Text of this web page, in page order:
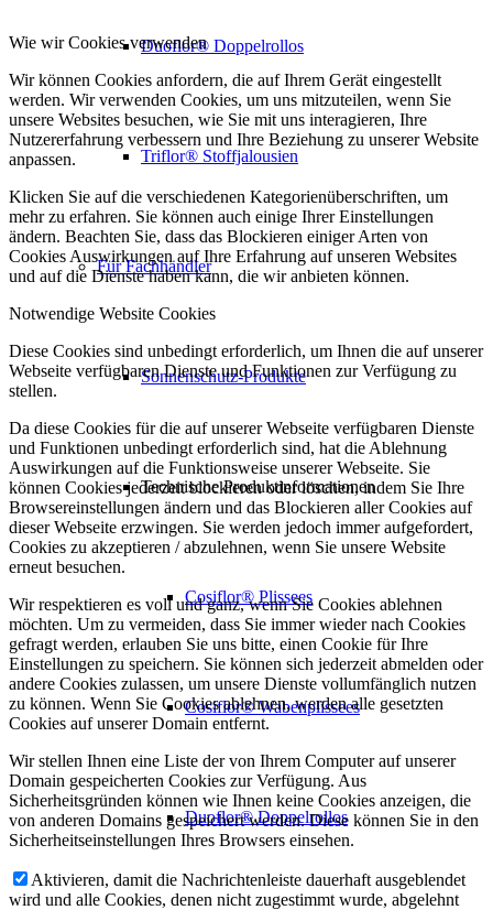
Duoflor® Doppelrollos
Triflor® Stoffjalousien
Für Fachhändler
Sonnenschutz-Produkte
Technische Produktinformationen
Cosiflor® Plissees
Cosiflor® Wabenplissees
Duoflor® Doppelrollos
Wie wir Cookies verwenden
Wir können Cookies anfordern, die auf Ihrem Gerät eingestellt
werden. Wir verwenden Cookies, um uns mitzuteilen, wenn Sie
unsere Websites besuchen, wie Sie mit uns interagieren, Ihre
Nutzererfahrung verbessern und Ihre Beziehung zu unserer Website
anpassen.
Klicken Sie auf die verschiedenen Kategorienüberschriften, um
mehr zu erfahren. Sie können auch einige Ihrer Einstellungen
ändern. Beachten Sie, dass das Blockieren einiger Arten von
Cookies Auswirkungen auf Ihre Erfahrung auf unseren Websites
und auf die Dienste haben kann, die wir anbieten können.
Notwendige Website Cookies
Diese Cookies sind unbedingt erforderlich, um Ihnen die auf unserer
Webseite verfügbaren Dienste und Funktionen zur Verfügung zu
stellen.
Da diese Cookies für die auf unserer Webseite verfügbaren Dienste
und Funktionen unbedingt erforderlich sind, hat die Ablehnung
Auswirkungen auf die Funktionsweise unserer Webseite. Sie
können Cookies jederzeit blockieren oder löschen, indem Sie Ihre
Browsereinstellungen ändern und das Blockieren aller Cookies auf
dieser Webseite erzwingen. Sie werden jedoch immer aufgefordert,
Cookies zu akzeptieren / abzulehnen, wenn Sie unsere Website
erneut besuchen.
Wir respektieren es voll und ganz, wenn Sie Cookies ablehnen
möchten. Um zu vermeiden, dass Sie immer wieder nach Cookies
gefragt werden, erlauben Sie uns bitte, einen Cookie für Ihre
Einstellungen zu speichern. Sie können sich jederzeit abmelden oder
andere Cookies zulassen, um unsere Dienste vollumfänglich nutzen
zu können. Wenn Sie Cookies ablehnen, werden alle gesetzten
Cookies auf unserer Domain entfernt.
Wir stellen Ihnen eine Liste der von Ihrem Computer auf unserer
Domain gespeicherten Cookies zur Verfügung. Aus
Sicherheitsgründen können wie Ihnen keine Cookies anzeigen, die
von anderen Domains gespeichert werden. Diese können Sie in den
Sicherheitseinstellungen Ihres Browsers einsehen.
Aktivieren, damit die Nachrichtenleiste dauerhaft ausgeblendet
wird und alle Cookies, denen nicht zugestimmt wurde, abgelehnt